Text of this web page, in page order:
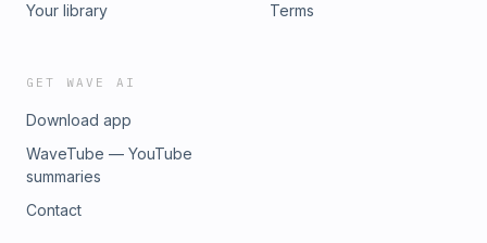
Your library
Terms
GET WAVE AI
Download app
WaveTube — YouTube
summaries
Contact